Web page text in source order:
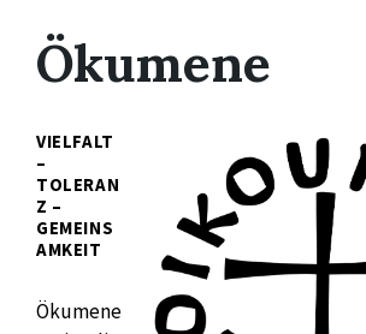
Ökumene
VIELFALT
–
TOLERAN
Z –
GEMEINS
AMKEIT
Ökumene